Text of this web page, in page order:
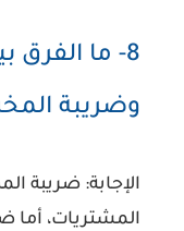
8- ما الفرق
وضريبة
الإجابة: ضريبة
المشتريات، أما